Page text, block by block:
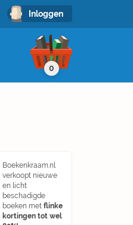
Inloggen
0
Boekenkraam.nl
verkoopt nieuwe
en licht
beschadigde
boeken met flinke
kortingen tot wel